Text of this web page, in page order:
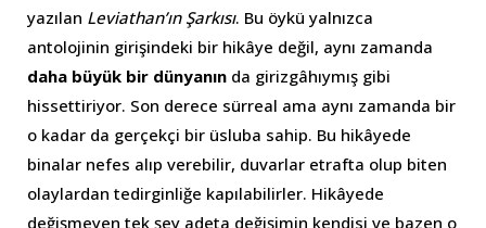
yazılan Leviathan’ın Şarkısı. Bu öykü yalnızca
antolojinin girişindeki bir hikâye değil, aynı zamanda
daha büyük bir dünyanın da girizgâhıymış gibi
hissettiriyor. Son derece sürreal ama aynı zamanda bir
o kadar da gerçekçi bir üsluba sahip. Bu hikâyede
binalar nefes alıp verebilir, duvarlar etrafta olup biten
olaylardan tedirginliğe kapılabilirler. Hikâyede
değişmeyen tek şey adeta değişimin kendisi ve bazen o